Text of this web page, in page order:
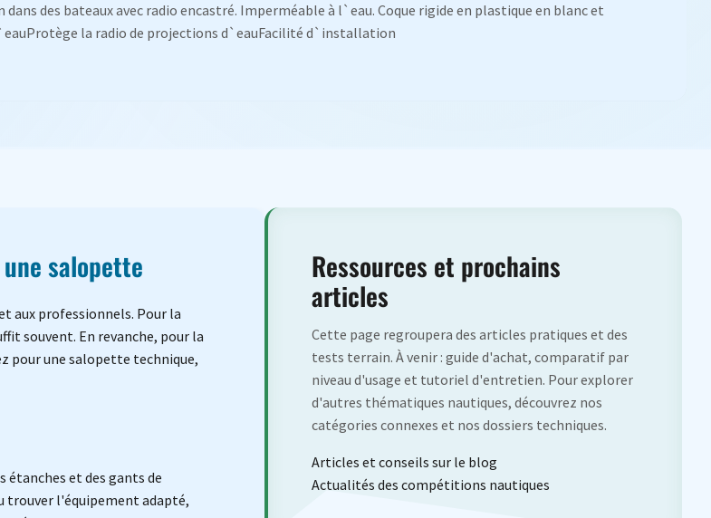
des bateaux avec radio encastré. Imperméable à l`eau. Coque rigide en plastique en blanc et
la radio de projections d`eauFacilité d`installation
salopette
aux professionnels. Pour la
souvent. En revanche, pour la
pour une salopette technique,
et des gants de
trouver l'équipement adapté,
Ressources et prochains
articles
Cette page regroupera des articles pratiques et des
tests terrain. À venir : guide d'achat, comparatif par
niveau d'usage et tutoriel d'entretien. Pour explorer
d'autres thématiques nautiques, découvrez nos
catégories connexes et nos dossiers techniques.
Articles et conseils sur le blog
Actualités des compétitions nautiques